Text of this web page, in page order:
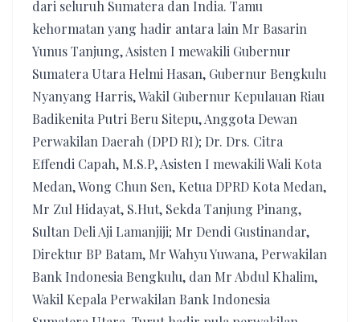
dari seluruh Sumatera dan India. Tamu
kehormatan yang hadir antara lain Mr Basarin
Yunus Tanjung, Asisten I mewakili Gubernur
Sumatera Utara Helmi Hasan, Gubernur Bengkulu
Nyanyang Harris, Wakil Gubernur Kepulauan Riau
Badikenita Putri Beru Sitepu, Anggota Dewan
Perwakilan Daerah (DPD RI); Dr. Drs. Citra
Effendi Capah, M.S.P, Asisten I mewakili Wali Kota
Medan, Wong Chun Sen, Ketua DPRD Kota Medan,
Mr Zul Hidayat, S.Hut, Sekda Tanjung Pinang,
Sultan Deli Aji Lamanjiji; Mr Dendi Gustinandar,
Direktur BP Batam, Mr Wahyu Yuwana, Perwakilan
Bank Indonesia Bengkulu, dan Mr Abdul Khalim,
Wakil Kepala Perwakilan Bank Indonesia